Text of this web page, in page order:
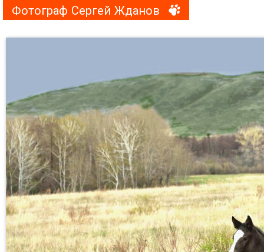
Фотограф Сергей Жданов